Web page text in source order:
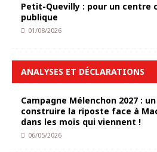
Petit-Quevilly : pour un centre
publique
01/08/2026
ANALYSES ET DÉCLARATIONS
Campagne Mélenchon 2027 :
construire la riposte face à
dans les mois qui viennent !
06/05/2026